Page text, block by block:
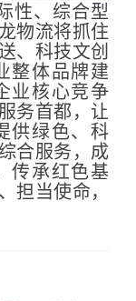
性、综合型
物流将抓住
、科技文创
整体品牌建
业核心竞争
务首都，让
供绿色、科
合服务，成
传承红色基
担当使命，